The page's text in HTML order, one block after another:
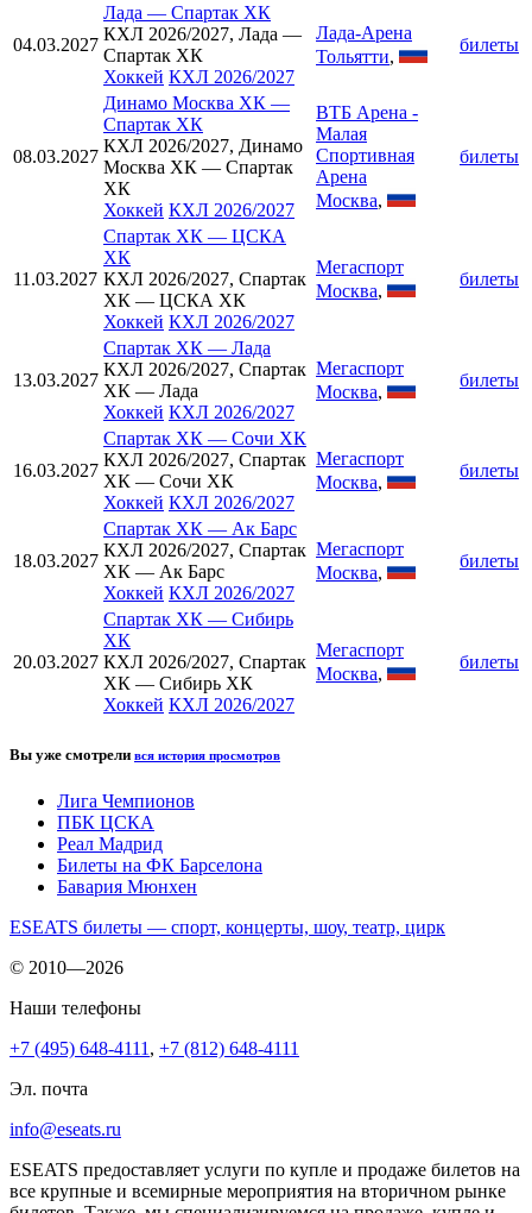
04.03.2027
Лада — Спартак ХК
КХЛ 2026/2027, Лада —
Спартак ХК
Хоккей КХЛ 2026/2027
Лада-Арена
Тольятти,
билеты
08.03.2027
Динамо Москва ХК —
Спартак ХК
КХЛ 2026/2027, Динамо
Москва ХК — Спартак
ХК
Хоккей КХЛ 2026/2027
ВТБ Арена -
Малая
Спортивная
Арена
Москва,
билеты
11.03.2027
Спартак ХК — ЦСКА
ХК
КХЛ 2026/2027, Спартак
ХК — ЦСКА ХК
Хоккей КХЛ 2026/2027
Мегаспорт
Москва,
билеты
13.03.2027
Спартак ХК — Лада
КХЛ 2026/2027, Спартак
ХК — Лада
Хоккей КХЛ 2026/2027
Мегаспорт
Москва,
билеты
16.03.2027
Спартак ХК — Сочи ХК
КХЛ 2026/2027, Спартак
ХК — Сочи ХК
Хоккей КХЛ 2026/2027
Мегаспорт
Москва,
билеты
18.03.2027
Спартак ХК — Ак Барс
КХЛ 2026/2027, Спартак
ХК — Ак Барс
Хоккей КХЛ 2026/2027
Мегаспорт
Москва,
билеты
20.03.2027
Спартак ХК — Сибирь
ХК
КХЛ 2026/2027, Спартак
ХК — Сибирь ХК
Хоккей КХЛ 2026/2027
Мегаспорт
Москва,
билеты
Вы уже смотрели вся история просмотров
Лига Чемпионов
ПБК ЦСКА
Реал Мадрид
Билеты на ФК Барселона
Бавария Мюнхен
ESEATS билеты — спорт, концерты, шоу, театр, цирк
© 2010—2026
Наши телефоны
+7 (495) 648-4111 , +7 (812) 648-4111
Эл. почта
info@eseats.ru
ESEATS предоставляет услуги по купле и продаже билетов на
все крупные и всемирные мероприятия на вторичном рынке